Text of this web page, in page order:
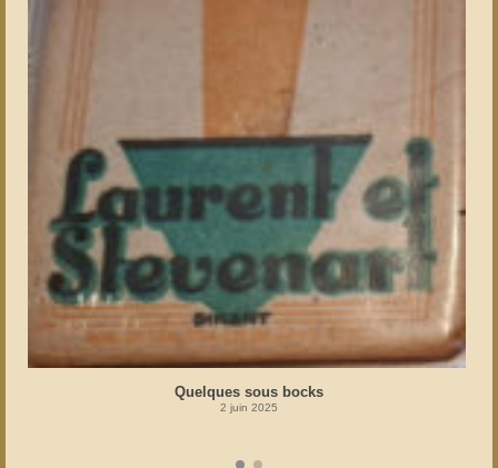
Quelques sous bocks
2 juin 2025